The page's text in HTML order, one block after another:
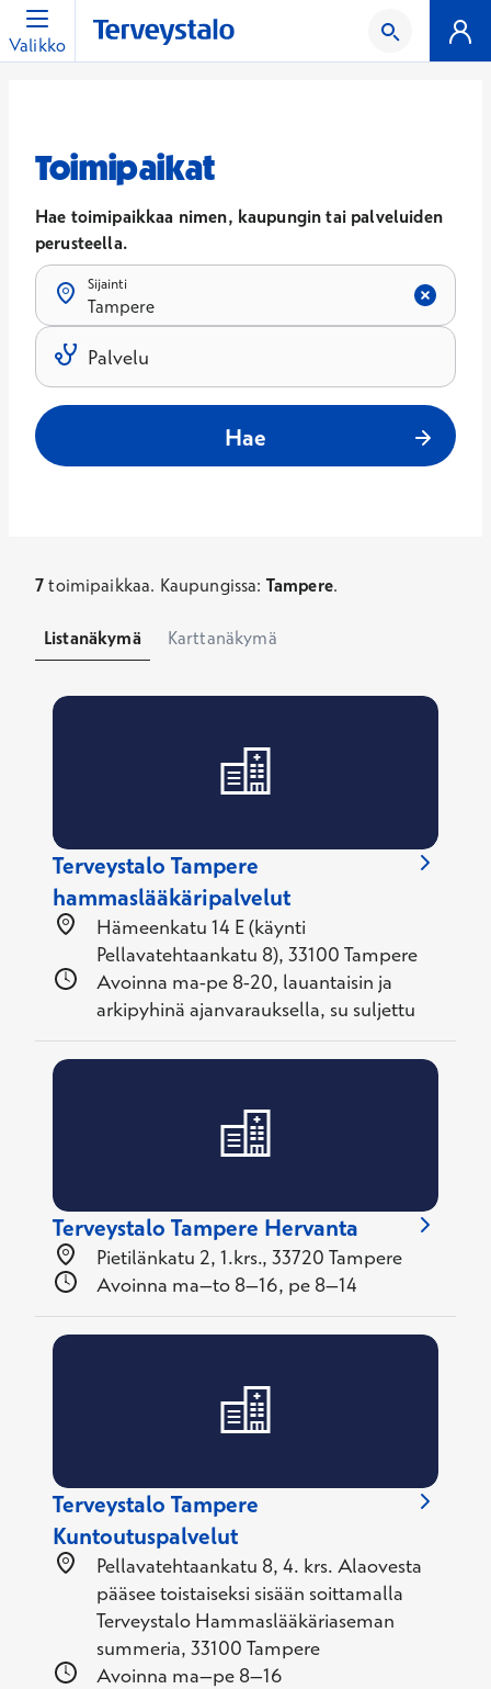
Valikko
Toimipaikat
Hae toimipaikkaa nimen, kaupungin tai palveluiden
perusteella.
Sijainti
Tampere
Tulokset päivittyvät, kun kirjoitat hakukenttään.
Palvelu
Tulokset päivittyvät, kun kirjoitat hakukenttään.
Hae
7 toimipaikkaa. Kaupungissa: Tampere.
Listanäkymä Karttanäkymä
Terveystalo Tampere
hammaslääkäripalvelut
Hämeenkatu 14 E (käynti
Pellavatehtaankatu 8), 33100 Tampere
Avoinna ma-pe 8-20, lauantaisin ja
arkipyhinä ajanvarauksella, su suljettu
Terveystalo Tampere Hervanta
Pietilänkatu 2, 1.krs., 33720 Tampere
Avoinna ma–to 8–16, pe 8–14
Terveystalo Tampere
Kuntoutuspalvelut
Pellavatehtaankatu 8, 4. krs. Alaovesta
pääsee toistaiseksi sisään soittamalla
Terveystalo Hammaslääkäriaseman
summeria, 33100 Tampere
Avoinna ma–pe 8–16